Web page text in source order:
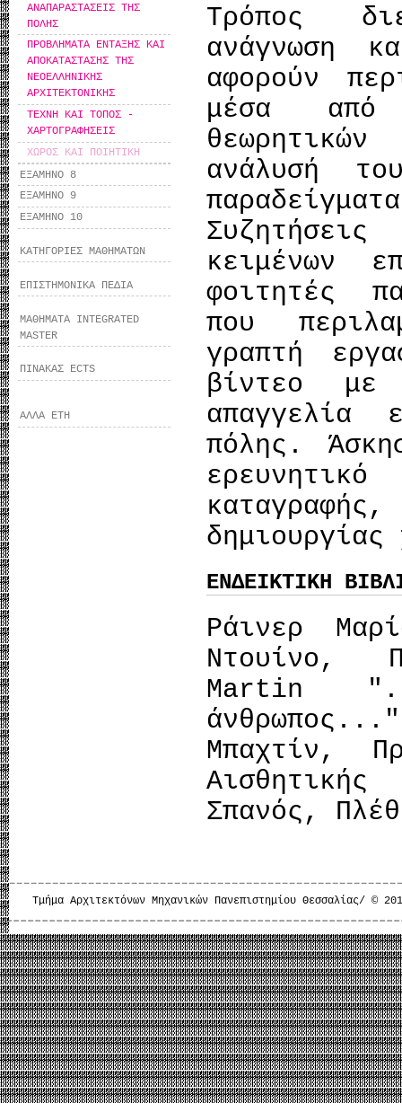
ΑΝΑΠΑΡΑΣΤΑΣΕΙΣ ΤΗΣ
ΠΟΛΗΣ
ΠΡΟΒΛΗΜΑΤΑ ΕΝΤΑΞΗΣ ΚΑΙ
ΑΠΟΚΑΤΑΣΤΑΣΗΣ ΤΗΣ
ΝΕΟΕΛΛΗΝΙΚΗΣ
ΑΡΧΙΤΕΚΤΟΝΙΚΗΣ
ΤΕΧΝΗ ΚΑΙ ΤΟΠΟΣ -
ΧΑΡΤΟΓΡΑΦΗΣΕΙΣ
ΧΩΡΟΣ ΚΑΙ ΠΟΙΗΤΙΚΗ
ΕΞΑΜΗΝΟ 8
ΕΞΑΜΗΝΟ 9
ΕΞΑΜΗΝΟ 10
ΚΑΤΗΓΟΡΙΕΣ ΜΑΘΗΜΑΤΩΝ
ΕΠΙΣΤΗΜΟΝΙΚΑ ΠΕΔΙΑ
ΜΑΘΗΜΑΤΑ INTEGRATED
MASTER
ΠΙΝΑΚΑΣ ECTS
ΑΛΛΑ ΕΤΗ
Τρόπος
ανάγνωση
αφορούν
μέσα από
ανάλυσή
κειμένων
φοιτητές
που
γραπτή
βίντεο
απαγγελία
πόλης.
ΕΝΔΕΙΚΤΙΚΗ
Ράινερ
Ντουίνο,
Martin
Μπαχτίν,
Σπανός,
Τμήμα Αρχιτεκτόνων Μηχανικών Πανεπιστημίου Θεσσαλίας/ ©